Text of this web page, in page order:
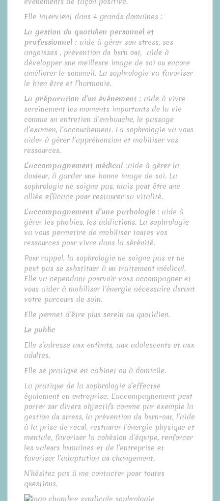
Elle intervient dans 4 grands domaines :
La gestion du quotidien personnel et
professionnel : aide à gérer son stress, ses
angoisses , prévention du burn out, aide à
développer une meilleure image de soi ou encore
améliorer le sommeil. La sophrologie va favoriser
le bien être et l’harmonie.
La préparation d’un événement : aide à vivre
sereinement les moments importants de la vie
comme un entretien d’embauche, le passage
d’examen, l’accouchement. La sophrologie va vous
aider à gérer l’appréhension et mobiliser vos
ressources.
L’accompagnement médical :aide à gérer la
douleur, à garder une bonne image de soi. La
sophrologie ne soigne pas, mais peut être une
alliée efficace pour restaurer sa vitalité.
L’accompagnement d’une pathologie : aide à
gérer les phobies, les addictions. La sophrologie
va vous permettre de mobiliser toutes vos
ressources pour vivre dans la sérénité.
Pour rappel, la sophrologie ne soigne pas et ne
peut pas se substituer à un traitement médical.
Elle va cependant pourvoir vous accompagner et
vous aider à mobiliser l’énergie nécessaire durant
votre parcours de soin.
Elle permet d’être plus serein au quotidien.
Le public
Elle s’adresse aux enfants, aux adolescents et aux
adultes.
Elle se pratique en cabinet ou à domicile.
La pratique de la sophrologie s’effectue
également en entreprise. L’accompagnement peut
porter sur divers objectifs comme par exemple la
gestion du stress, la prévention du burn-out, l’aide
à la prise de recul, restaurer l’énergie physique et
mentale, favoriser la cohésion d’équipe, renforcer
les valeurs humaines et de l’entreprise et
favoriser l’adaptation au changement.
N’hésitez pas à me contacter pour toutes
questions.